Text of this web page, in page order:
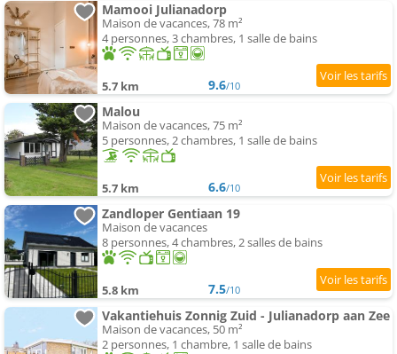
Mamooi Julianadorp
Maison de vacances, 78 m²
4 personnes, 3 chambres, 1 salle de bains
5.7 km 9.6/10
Malou
Maison de vacances, 75 m²
5 personnes, 2 chambres, 1 salle de bains
5.7 km 6.6/10
Zandloper Gentiaan 19
Maison de vacances
8 personnes, 4 chambres, 2 salles de bains
5.8 km 7.5/10
Vakantiehuis Zonnig Zuid - Julianadorp aan Zee
Maison de vacances, 50 m²
2 personnes, 1 chambre, 1 salle de bains